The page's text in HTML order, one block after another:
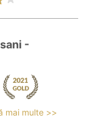
-
mai multe >>